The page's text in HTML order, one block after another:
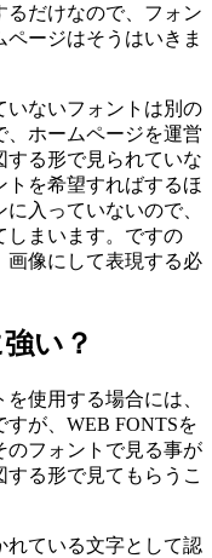
るだけなので、フォン
ページはそうはいきま
いないフォントは別の
、ホームページを運営
る形で見られていな
トを希望すればするほ
入っていないので、
しまいます。ですの
画像にして表現する必
い？
使用する場合には、
が、WEB FONTSを
のフォントで見る事が
る形で見てもらうこ
れている文字として認